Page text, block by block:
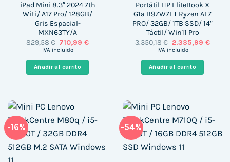
iPad Mini 8.3″ 2024 7th
WiFi/ A17 Pro/ 128GB/
Gris Espacial-
MXN63TY/A
829,58€ El
precio
era:
829,58 €.
710,99€El
es:
710,99 €.
IVA incluido
Añadir al carrito
Portátil HP EliteBook X
G1a B9ZW7ET Ryzen AI 7
PRO/ 32GB/ 1TB SSD/ 14″
Táctil/ Win11 Pro
3.350,18€ El
precio
era:
3.350,18 €.
2.335,99 €El
IVA incluido
Añadir al carrito
-16% -54%